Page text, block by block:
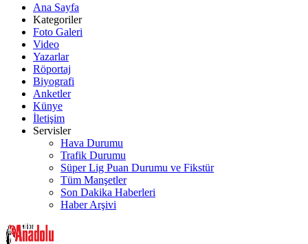
Ana Sayfa
Kategoriler
Foto Galeri
Video
Yazarlar
Röportaj
Biyografi
Anketler
Künye
İletişim
Servisler
Hava Durumu
Trafik Durumu
Süper Lig Puan Durumu ve Fikstür
Tüm Manşetler
Son Dakika Haberleri
Haber Arşivi